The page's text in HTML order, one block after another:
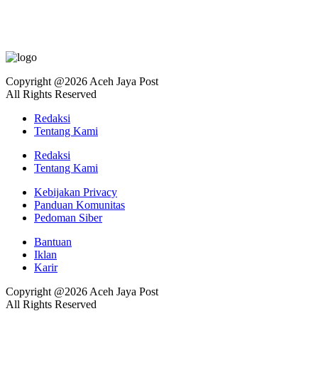
Copyright @2026 Aceh Jaya Post
All Rights Reserved
Redaksi
Tentang Kami
Redaksi
Tentang Kami
Kebijakan Privacy
Panduan Komunitas
Pedoman Siber
Bantuan
Iklan
Karir
Copyright @2026 Aceh Jaya Post
All Rights Reserved